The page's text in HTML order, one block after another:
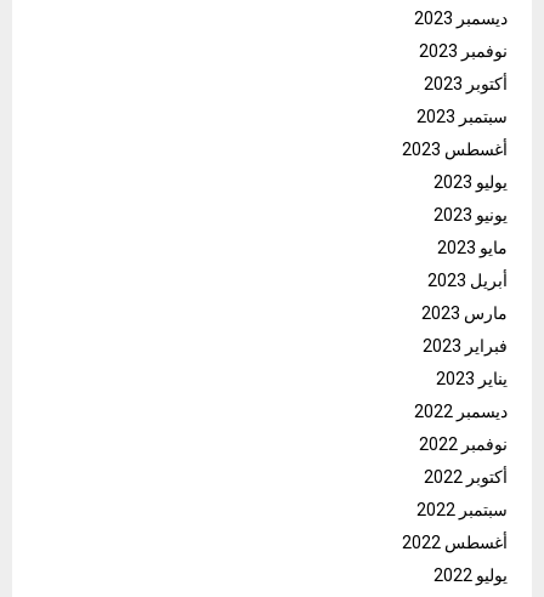
ديسمبر 2023
نوفمبر 2023
أكتوبر 2023
سبتمبر 2023
أغسطس 2023
يوليو 2023
يونيو 2023
مايو 2023
أبريل 2023
مارس 2023
فبراير 2023
يناير 2023
ديسمبر 2022
نوفمبر 2022
أكتوبر 2022
سبتمبر 2022
أغسطس 2022
يوليو 2022